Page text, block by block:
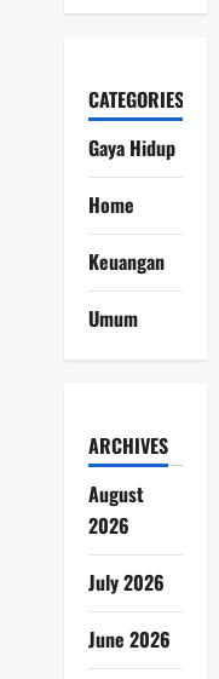
CATEGORIES
Gaya Hidup
Home
Keuangan
Umum
ARCHIVES
August
2026
July 2026
June 2026